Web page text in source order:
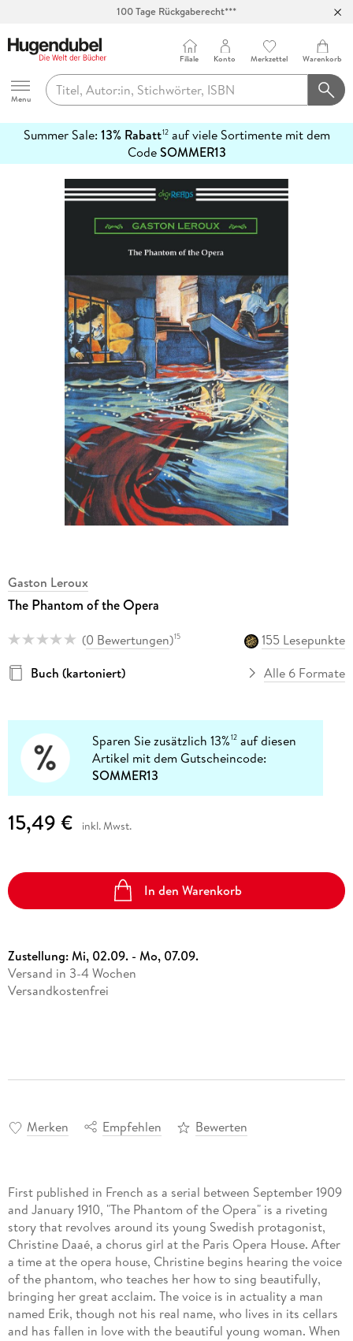
100 Tage Rückgaberecht***
Hugendubel
Menu
Filiale Konto Merkzettel Warenkorb
Summer Sale: 13% Rabatt12auf viele Sortimente mit dem
CodeSOMMER13
erfahren
Gaston Leroux
The Phantom of the Opera
(0 Bewertungen)15
155 Lesepunkte
Buch (kartoniert)
Alle 6 Formate
Sparen Sie zusätzlich 13%12 auf diesen
Artikel mit dem Gutscheincode:
SOMMER13
15,49 € inkl. Mwst.
In den Warenkorb
Zustellung:Mi, 02.09. - Mo, 07.09.
Versand in 3-4 Wochen
Versandkostenfrei
Merken Empfehlen Bewerten
First published in French as a serial between September 1909
and January 1910, "The Phantom of the Opera" is a riveting
story that revolves around its young Swedish protagonist,
Christine Daaé, a chorus girl at the Paris Opera House. After
a time at the opera house, Christine begins hearing the voice
of the phantom, who teaches her how to sing beautifully,
bringing her great acclaim. The voice is in actuality a man
named Erik, though not his real name, who lives in its cellars
and has fallen in love with the beautiful young woman. When